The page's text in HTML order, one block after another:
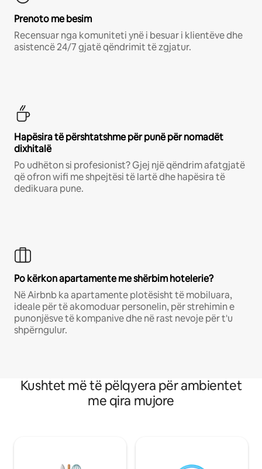
Prenoto me besim
Recensuar nga komuniteti ynë i besuar i klientëve dhe
asistencë 24/7 gjatë qëndrimit të zgjatur.
Hapësira të përshtatshme për punë për nomadët
dixhitalë
Po udhëton si profesionist? Gjej një qëndrim afatgjatë
që ofron wifi me shpejtësi të lartë dhe hapësira të
dedikuara pune.
Po kërkon apartamente me shërbim hotelerie?
Në Airbnb ka apartamente plotësisht të mobiluara,
ideale për të akomoduar personelin, për strehimin e
punonjësve të kompanive dhe në rast nevoje për t'u
shpërngulur.
Kushtet më të pëlqyera për ambientet
me qira mujore